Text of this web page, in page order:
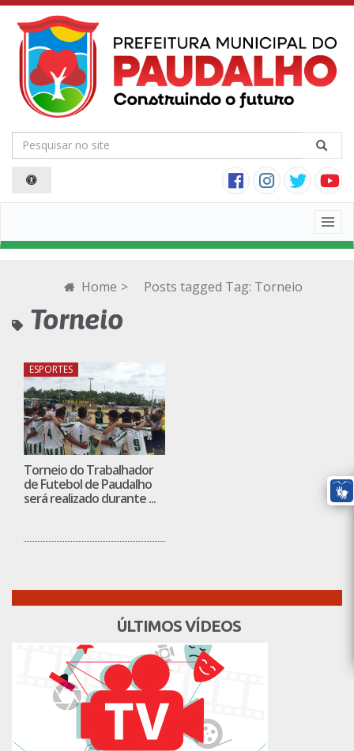
Home > Posts tagged Tag: Torneio
Torneio
ESPORTES
Torneio do Trabalhador
de Futebol de Paudalho
será realizado durante ...
ÚLTIMOS VÍDEOS